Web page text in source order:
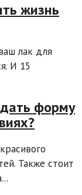
жизнь
лак для
И 15
форму
Также стоит